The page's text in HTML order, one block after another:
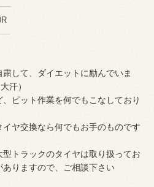
して、ダイエットに励んでいま
汗）
ピット作業を何でもこなしており
ヤ交換なら何でもお手のものです
型トラックのタイヤは取り扱ってお
りますので、ご相談下さい